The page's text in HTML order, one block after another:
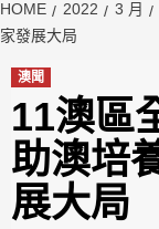
HOME 2022 3 月
家發展大局
澳聞
11澳區
助澳培
展大局